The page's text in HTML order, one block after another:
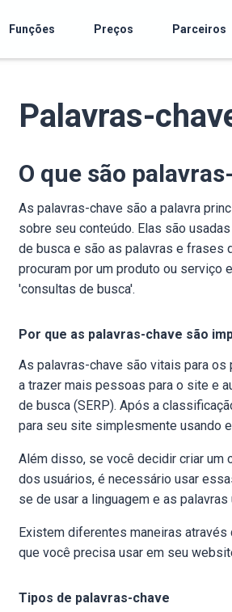
Funções Preços Parceiros
Palavras-
O que são
As palavras-chave são a palavra
sobre seu conteúdo. Elas são
de busca e são as palavras e frases
procuram por um produto ou serviço
'consultas de busca'.
Por que as palavras-chave são
As palavras-chave são vitais para
a trazer mais pessoas para o site e
de busca (SERP). Após a
para seu site simplesmente usando
Além disso, se você decidir criar um
dos usuários, é necessário usar
se de usar a linguagem e as
Existem diferentes maneiras
que você precisa usar em seu
Tipos de palavras-chave